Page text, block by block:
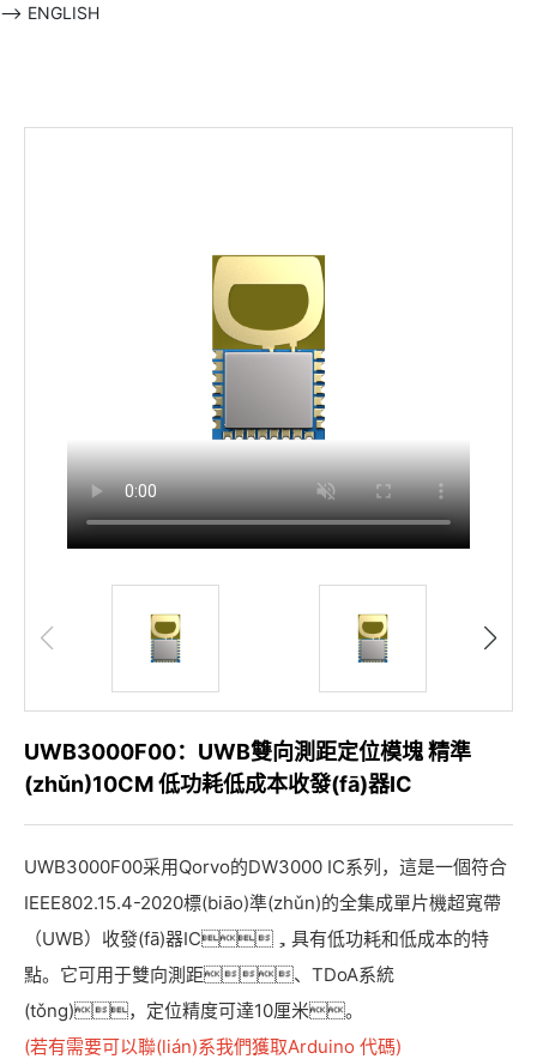
--> ENGLISH
UWB3000F00：UWB雙向測距定位模塊 精準
(zhǔn)10CM 低功耗低成本收發(fā)器IC
UWB3000F00采用Qorvo的DW3000 IC系列，這是一個符合
IEEE802.15.4-2020標(biāo)準(zhǔn)的全集成單片機超寬帶
（UWB）收發(fā)器IC，具有低功耗和低成本的特
點。它可用于雙向測距、TDoA系統
(tǒng)，定位精度可達10厘米。
(若有需要可以聯(lián)系我們獲取Arduino 代碼)